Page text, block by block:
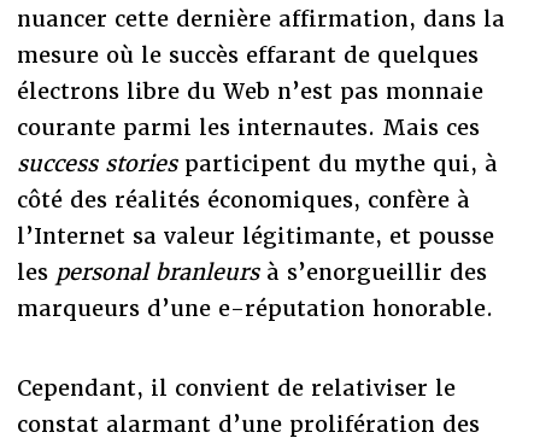
nuancer cette dernière affirmation, dans la
mesure où le succès effarant de quelques
électrons libre du Web n’est pas monnaie
courante parmi les internautes. Mais ces
success storiesparticipent du mythe qui, à
côté des réalités économiques, confère à
l’Internet sa valeur légitimante, et pousse
les personal branleursà s’enorgueillir des
marqueurs d’une e-réputation honorable.
Cependant, il convient de relativiser le
constat alarmant d’une prolifération des